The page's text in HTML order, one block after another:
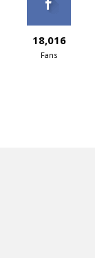
18,016
Fans